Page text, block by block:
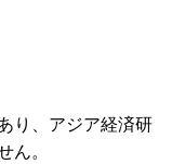
り、アジア経済研
ん。